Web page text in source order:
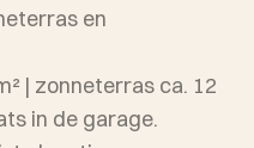
en
| zonneterras ca. 12
in de garage.